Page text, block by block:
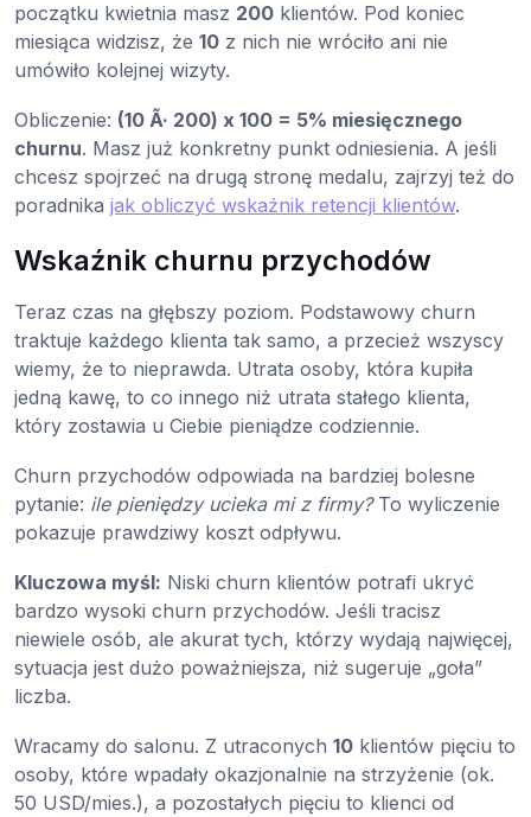
początku kwietnia masz 200 klientów. Pod koniec
miesiąca widzisz, że 10 z nich nie wróciło ani nie
umówiło kolejnej wizyty.
Obliczenie: (10 Ã· 200) x 100 = 5% miesięcznego
churnu. Masz już konkretny punkt odniesienia. A jeśli
chcesz spojrzeć na drugą stronę medalu, zajrzyj też do
poradnika jak obliczyć wskaźnik retencji klientów.
Wskaźnik churnu przychodów
Teraz czas na głębszy poziom. Podstawowy churn
traktuje każdego klienta tak samo, a przecież wszyscy
wiemy, że to nieprawda. Utrata osoby, która kupiła
jedną kawę, to co innego niż utrata stałego klienta,
który zostawia u Ciebie pieniądze codziennie.
Churn przychodów odpowiada na bardziej bolesne
pytanie: ile pieniędzy ucieka mi z firmy?To wyliczenie
pokazuje prawdziwy koszt odpływu.
Kluczowa myśl: Niski churn klientów potrafi ukryć
bardzo wysoki churn przychodów. Jeśli tracisz
niewiele osób, ale akurat tych, którzy wydają najwięcej,
sytuacja jest dużo poważniejsza, niż sugeruje „goła”
liczba.
Wracamy do salonu. Z utraconych 10 klientów pięciu to
osoby, które wpadały okazjonalnie na strzyżenie (ok.
50 USD/mies.), a pozostałych pięciu to klienci od